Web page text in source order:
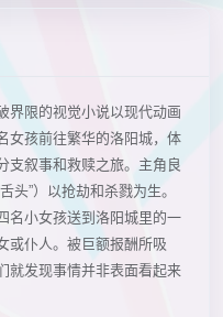
界限的视觉小说以现代动画
女孩前往繁华的洛阳城，体
支叙事和救赎之旅。主角良
头”）以抢劫和杀戮为生。
名小女孩送到洛阳城里的一
或仆人。被巨额报酬所吸
就发现事情并非表面看起来